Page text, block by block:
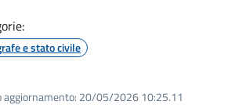
e stato civile
aggiornamento: 20/05/2026 10:25.11